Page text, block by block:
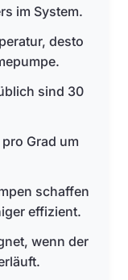
im System.
desto
sind 30
Grad um
schaffen
effizient.
wenn der